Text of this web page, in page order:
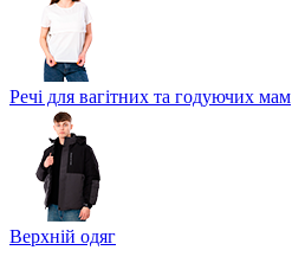
Речі для вагітних та годуючих мам
Верхній одяг